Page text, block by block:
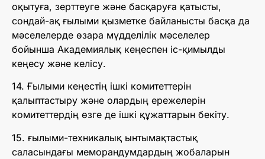
оқытуға, зерттеуге және басқаруға қатысты,
сондай-ақ ғылыми қызметке байланысты басқа да
мәселелерде өзара мүдделілік мәселелер
бойынша Академиялық кеңеспен іс-қимылды
кеңесу және келісу.
14. Ғылыми кеңестің ішкі комитеттерін
қалыптастыру және олардың ережелерін
комитеттердің өзге де ішкі құжаттарын бекіту.
15. ғылыми-техникалық ынтымақтастық
саласындағы меморандумдардың жобаларын